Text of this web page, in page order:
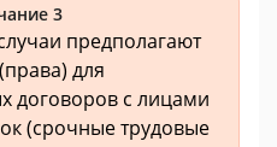
3
предполагают
для
договоров с лицами
(срочные трудовые